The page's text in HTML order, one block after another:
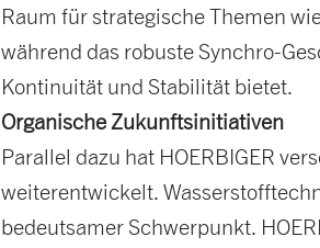
Raum für strategische Themen
während das robuste Synchro-
Kontinuität und Stabilität bietet.
Organische Zukunftsinitiativen
Parallel dazu hat HOERBIGER
weiterentwickelt.
bedeutsamer Schwerpunkt.